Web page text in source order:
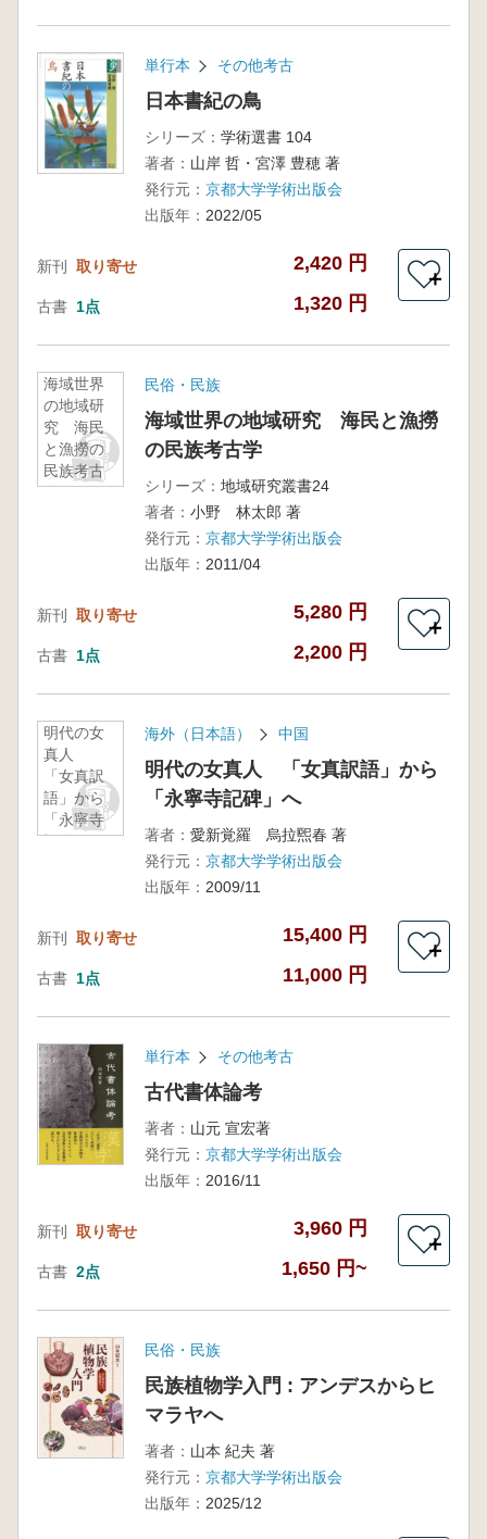
単行本 その他考古
日本書紀の鳥
シリーズ： 学術選書 104
著者： 山岸 哲・宮澤 豊穂 著
発行元： 京都大学学術出版会
出版年： 2022/05
新刊 取り寄せ 2,420 円
古書 1点 1,320 円
＋
海域世界
の地域研
究 海民
と漁撈の
民族考古
学
民俗・民族
海域世界の地域研究 海民と漁撈
の民族考古学
シリーズ： 地域研究叢書24
著者： 小野 林太郎 著
発行元： 京都大学学術出版会
出版年： 2011/04
新刊 取り寄せ 5,280 円
古書 1点 2,200 円
＋
明代の女
真人
「女真訳
語」から
「永寧寺
記碑」へ
海外（日本語） 中国
明代の女真人 「女真訳語」から
「永寧寺記碑」へ
著者： 愛新覚羅 烏拉煕春 著
発行元： 京都大学学術出版会
出版年： 2009/11
新刊 取り寄せ 15,400 円
古書 1点 11,000 円
＋
単行本 その他考古
古代書体論考
著者： 山元 宣宏著
発行元： 京都大学学術出版会
出版年： 2016/11
新刊 取り寄せ 3,960 円
古書 2点 1,650 円~
＋
民俗・民族
民族植物学入門 : アンデスからヒ
マラヤへ
著者： 山本 紀夫 著
発行元： 京都大学学術出版会
出版年： 2025/12